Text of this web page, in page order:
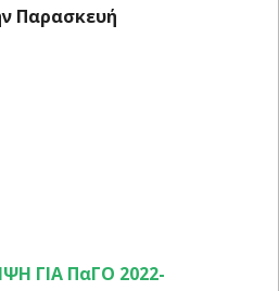
Παρασκευή
ΓΙΑ ΠαΓΟ 2022-